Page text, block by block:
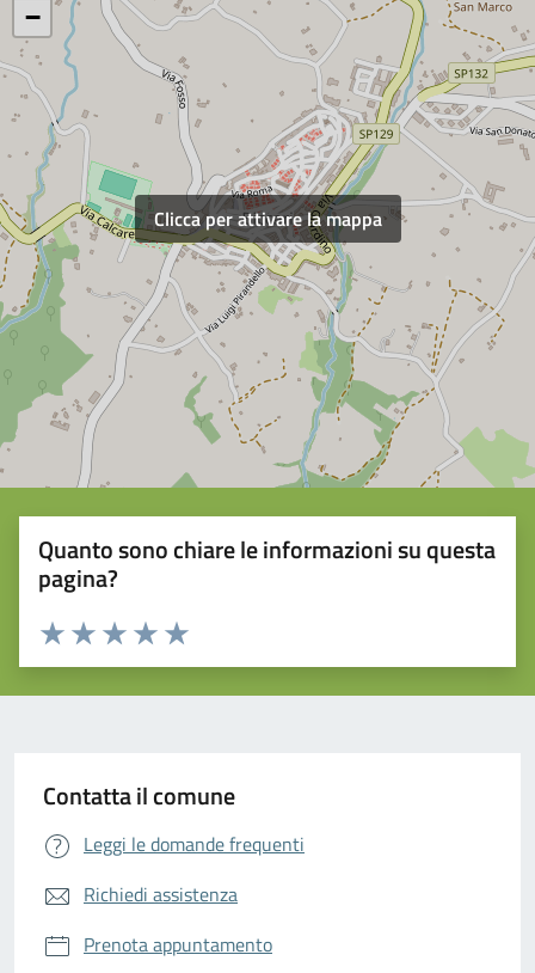
−
Clicca per attivare la mappa
Quanto sono chiare le informazioni su questa
pagina?
Valuta da 1 a 5 stelle la pagina
Valuta 5 stelle su 5
Valuta 4 stelle su 5
Valuta 3 stelle su 5
Valuta 2 stelle su 5
Valuta 1 stelle su 5
Contatta il comune
Leggi le domande frequenti
Richiedi assistenza
Prenota appuntamento